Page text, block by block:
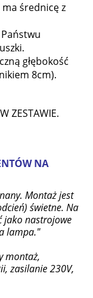
średnicę z
głębokość
8cm).
ZESTAWIE.
NA
Montaż jest
świetne. Na
jako nastrojowe
lampa."
montaż,
zasilanie 230V,